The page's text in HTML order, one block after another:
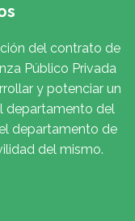
del contrato de
Público Privada
y potenciar un
departamento del
departamento de
del mismo.